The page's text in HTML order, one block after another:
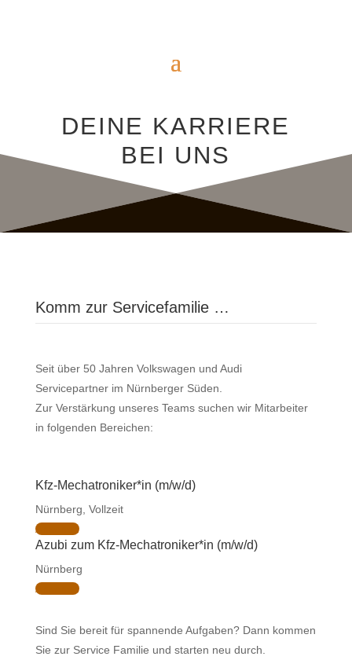
DEINE KARRIERE
BEI UNS
Komm zur Servicefamilie …
Seit über 50 Jahren Volkswagen und Audi
Servicepartner im Nürnberger Süden.
Zur Verstärkung unseres Teams suchen wir Mitarbeiter
in folgenden Bereichen:
Kfz-Mechatroniker*in (m/w/d)
Nürnberg Vollzeit
Ansehen
Azubi zum Kfz-Mechatroniker*in (m/w/d)
Nürnberg
Ansehen
Sind Sie bereit für spannende Aufgaben? Dann kommen
Sie zur Service Familie und starten neu durch.